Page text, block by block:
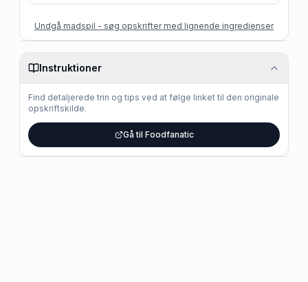
Undgå madspil - søg opskrifter med lignende ingredienser
Instruktioner
Find detaljerede trin og tips ved at følge linket til den originale
opskriftskilde.
Gå til Foodfanatic